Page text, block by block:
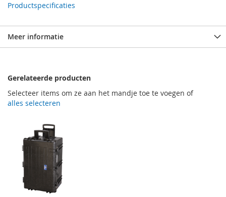
Productspecificaties
Meer informatie
Gerelateerde producten
Selecteer items om ze aan het mandje toe te voegen of
alles selecteren